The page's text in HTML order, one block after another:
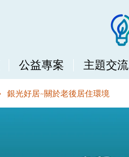
公益專案 主題交流
銀光好居~關於老後居住環境